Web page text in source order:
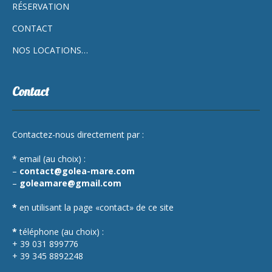
RÉSERVATION
CONTACT
NOS LOCATIONS…
Contact
Contactez-nous directement par :
* email (au choix) :
– contact@golea-mare.com
– goleamare@gmail.com
* en utilisant la page «contact» de ce site
* téléphone (au choix) :
+ 39 031 899776
+ 39 345 8892248